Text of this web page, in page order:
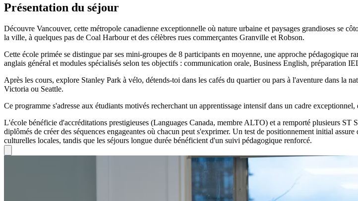
Présentation du séjour
Découvre Vancouver, cette métropole canadienne exceptionnelle où nature urbaine et paysages grandioses se
la ville, à quelques pas de Coal Harbour et des célèbres rues commerçantes Granville et Robson.
Cette école primée se distingue par ses mini-groupes de 8 participants en moyenne, une approche
anglais général et modules spécialisés selon tes objectifs : communication orale, Business English, préparation
Après les cours, explore Stanley Park à vélo, détends-toi dans les cafés du quartier ou pars à l'aventure dans la
Victoria ou Seattle.
Ce programme s'adresse aux étudiants motivés recherchant un apprentissage intensif dans un cadre
L'école bénéficie d'accréditations prestigieuses (Languages Canada, membre ALTO) et a remporté plusieurs
diplômés de créer des séquences engageantes où chacun peut s'exprimer. Un test de positionnement initial
culturelles locales, tandis que les séjours longue durée bénéficient d'un suivi pédagogique renforcé.